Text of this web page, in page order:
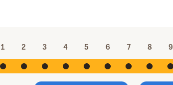
1 2 3 4 5 6 7 8 9